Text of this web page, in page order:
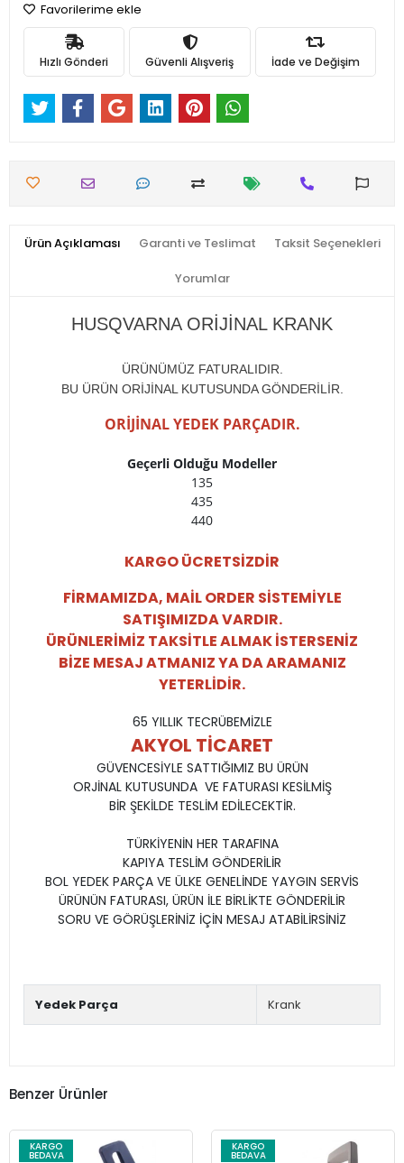
Favorilerime ekle
Hızlı Gönderi Güvenli Alışveriş İade ve Değişim
Ürün Açıklaması Garanti ve Teslimat Taksit Seçenekleri
Yorumlar
HUSQVARNA ORİJİNAL KRANK
ÜRÜNÜMÜZ FATURALIDIR.
BU ÜRÜN ORİJİNAL KUTUSUNDA GÖNDERİLİR.
ORİJİNAL YEDEK PARÇADIR.
Geçerli Olduğu Modeller
135
435
440
KARGO ÜCRETSİZDİR
FİRMAMIZDA, MAİL ORDER SİSTEMİYLE
SATIŞIMIZDA VARDIR.
ÜRÜNLERİMİZ TAKSİTLE ALMAK İSTERSENİZ
BİZE MESAJ ATMANIZ YA DA ARAMANIZ
YETERLİDİR.
65 YILLIK TECRÜBEMİZLE
AKYOL TİCARET
GÜVENCESİYLE SATTIĞIMIZ BU ÜRÜN
ORJİNAL KUTUSUNDA VE FATURASI KESİLMİŞ
BİR ŞEKİLDE TESLİM EDİLECEKTİR.
TÜRKİYENİN HER TARAFINA
KAPIYA TESLİM GÖNDERİLİR
BOL YEDEK PARÇA VE ÜLKE GENELİNDE YAYGIN SERVİS
ÜRÜNÜN FATURASI, ÜRÜN İLE BİRLİKTE GÖNDERİLİR
SORU VE GÖRÜŞLERİNİZ İÇİN MESAJ ATABİLİRSİNİZ
Yedek Parça Krank
Benzer Ürünler
KARGO
BEDAVA
KARGO
BEDAVA